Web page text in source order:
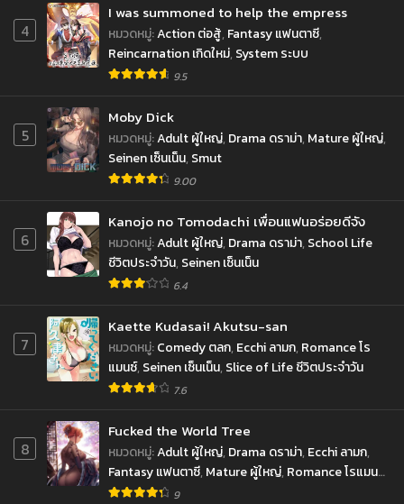
4
I was summoned to help the empress
หมวดหมู่:Action ต่อสู้, Fantasy แฟนตาซี,
Reincarnation เกิดใหม่, System ระบบ
9.5
5
Moby Dick
หมวดหมู่:Adult ผู้ใหญ่, Drama ดราม่า, Mature ผู้ใหญ่,
Seinen เซ็นเน็น, Smut
9.00
6
Kanojo no Tomodachi เพื่อนแฟนอร่อยดีจัง
หมวดหมู่:Adult ผู้ใหญ่, Drama ดราม่า, School Life
ชีวิตประจำวัน, Seinen เซ็นเน็น
6.4
7
Kaette Kudasai! Akutsu-san
หมวดหมู่:Comedy ตลก, Ecchi ลามก, Romance โร
แมนซ์, Seinen เซ็นเน็น, Slice of Life ชีวิตประจำวัน
7.6
8
Fucked the World Tree
หมวดหมู่:Adult ผู้ใหญ่, Drama ดราม่า, Ecchi ลามก,
Fantasy แฟนตาซี, Mature ผู้ใหญ่, Romance โรแมนซ์
Seinen เซ็นเน็น
9